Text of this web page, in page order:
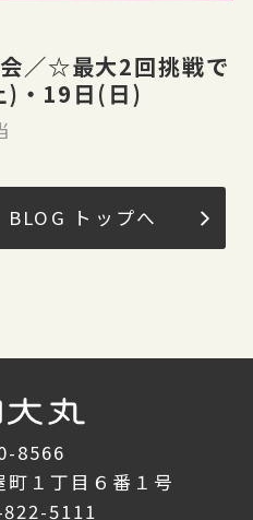
／☆最大2回挑戦で
・19日(日)
トップへ
8566
１丁目６番１号
5111